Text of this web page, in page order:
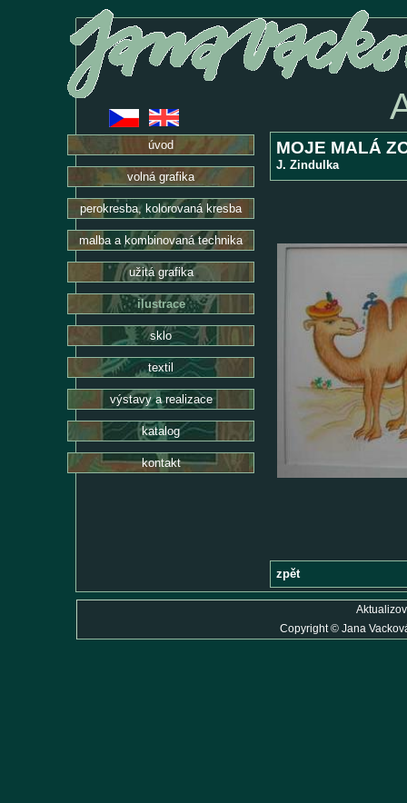
MOJE MALÁ
J. Zindulka
zpět
úvod
volná grafika
perokresba, kolorovaná kresba
malba a kombinovaná technika
užitá grafika
ilustrace
sklo
textil
výstavy a realizace
katalog
kontakt
Copyright© Jana